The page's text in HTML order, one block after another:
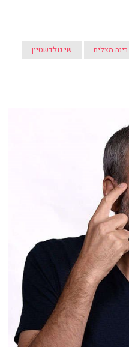
רינה מצליח
שי גולדשטיין